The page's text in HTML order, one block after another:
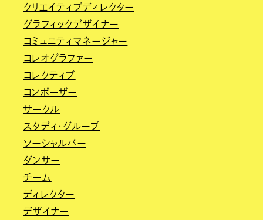
クリエイティブディレクター
グラフィックデザイナー
コミュニティマネージャー
コレオグラファー
コレクティブ
コンポーザー
サークル
スタディ・グループ
ソーシャルバー
ダンサー
チーム
ディレクター
デザイナー